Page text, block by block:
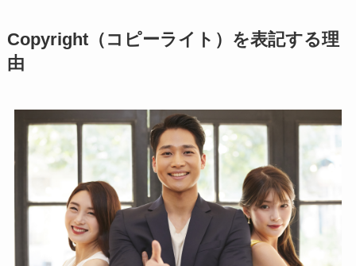
Copyright（コピーライト）を表記する理
由